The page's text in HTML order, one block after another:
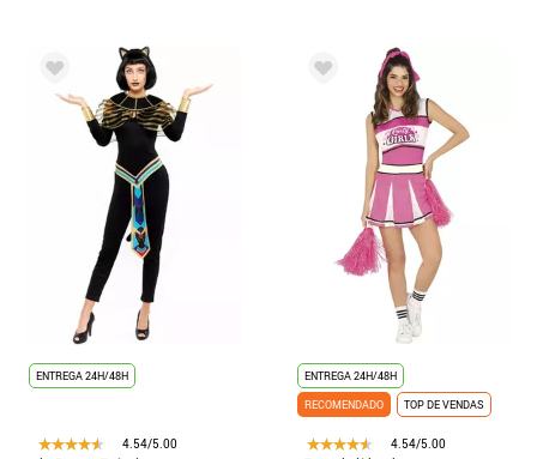
ENTREGA 24H/48H
4.54/5.00
ENTREGA 24H/48H
RECOMENDADO
TOP DE VENDAS
4.54/5.00